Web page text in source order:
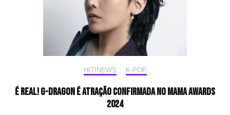
HIT!NEWS K-POP
É real! G-DRAGON é atração confirmada no MAMA AWARDS
2024